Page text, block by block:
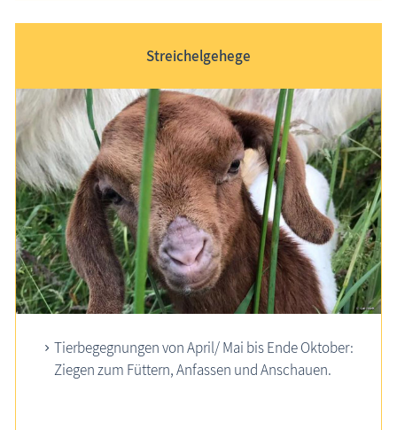
Streichelgehege
Tierbegegnungen vonApril/ Mai bis Ende Oktober:
Ziegen zum Füttern, Anfassen und Anschauen.